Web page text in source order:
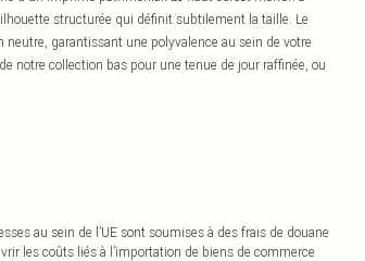
structurée qui définit subtilement la taille. Le
garantissant une polyvalence au sein de votre
notre collection bas pour une tenue de jour raffinée, ou
au sein de l’UE sont soumises à des frais de douane
les coûts liés à l’importation de biens de commerce